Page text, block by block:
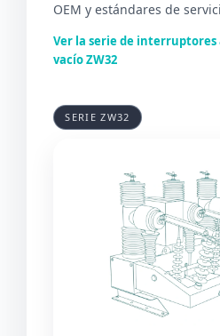
OEM y estándares de
Ver la serie de
vacío ZW32
SERIE ZW32